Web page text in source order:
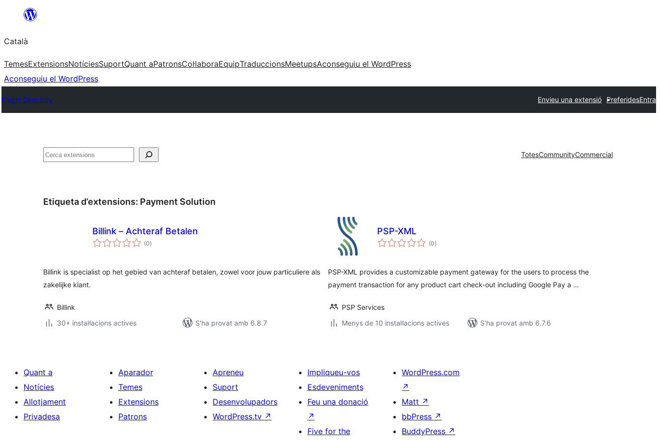
contingut
Català
TemesExtensionsNotíciesSuportQuant aPatronsCol·laboraEquipTraduccionsMeetupsAconseguiu el WordPress
Aconseguiu el WordPress
Plugin Directory Envieu una extensió PreferidesEntra
Cerca TotesCommunityCommercial
Etiqueta d’extensions: Payment Solution
Billink – Achteraf Betalen
(0puntuacions
totals
)
Billink is specialist op het gebied van achteraf betalen, zowel voor jouw particuliere als
zakelijke klant.
Billink
30+ instal·lacions actives
S'ha provat amb 6.8.7
PSP-XML
(0puntuacions
totals
)
PSP-XML provides a customizable payment gateway for the users to process the
payment transaction for any product cart check-out including Google Pay a …
PSP Services
Menys de 10 instal·lacions actives
S'ha provat amb 6.7.6
Quant a
Notícies
Allotjament
Privadesa
Aparador
Temes
Extensions
Patrons
Apreneu
Suport
Desenvolupadors
WordPress.tv ↗
Impliqueu-vos
Esdeveniments
Feu una donació
↗
Five for the
WordPress.com
↗
Matt ↗
bbPress ↗
BuddyPress ↗